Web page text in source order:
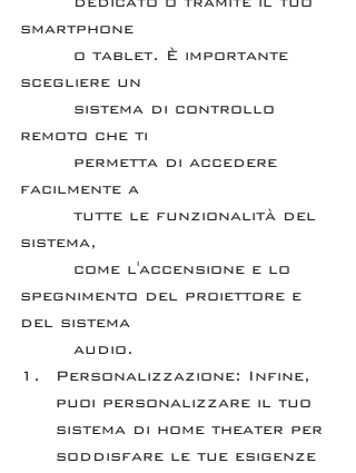
smartphone
scegliere un
remoto che ti
facilmente a
sistema,
spegnimento del proiettore e
del sistema
        audio.
Personalizzazione: Infine,
puoi personalizzare il tuo
sistema di home theater per
soddisfare le tue esigenze